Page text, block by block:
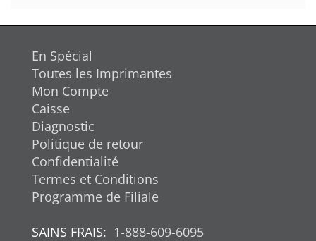
En Spécial
Toutes les Imprimantes
Mon Compte
Caisse
Diagnostic
Politique de retour
Confidentialité
Termes et Conditions
Programme de Filiale
SAINS FRAIS: 1-888-609-6095